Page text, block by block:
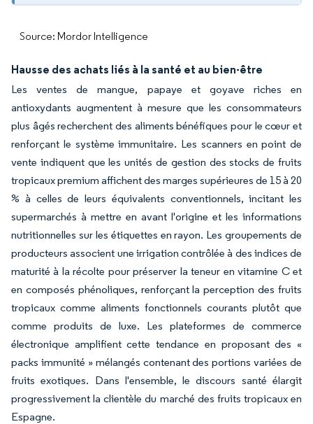
Source: Mordor Intelligence
Hausse des achats liés à la santé et au bien-être
Les ventes de mangue, papaye et goyave riches en
antioxydants augmentent à mesure que les consommateurs
plus âgés recherchent des aliments bénéfiques pour le cœur et
renforçant le système immunitaire. Les scanners en point de
vente indiquent que les unités de gestion des stocks de fruits
tropicaux premium affichent des marges supérieures de 15 à 20
% à celles de leurs équivalents conventionnels, incitant les
supermarchés à mettre en avant l'origine et les informations
nutritionnelles sur les étiquettes en rayon. Les groupements de
producteurs associent une irrigation contrôlée à des indices de
maturité à la récolte pour préserver la teneur en vitamine C et
en composés phénoliques, renforçant la perception des fruits
tropicaux comme aliments fonctionnels courants plutôt que
comme produits de luxe. Les plateformes de commerce
électronique amplifient cette tendance en proposant des «
packs immunité » mélangés contenant des portions variées de
fruits exotiques. Dans l'ensemble, le discours santé élargit
progressivement la clientèle du marché des fruits tropicaux en
Espagne.